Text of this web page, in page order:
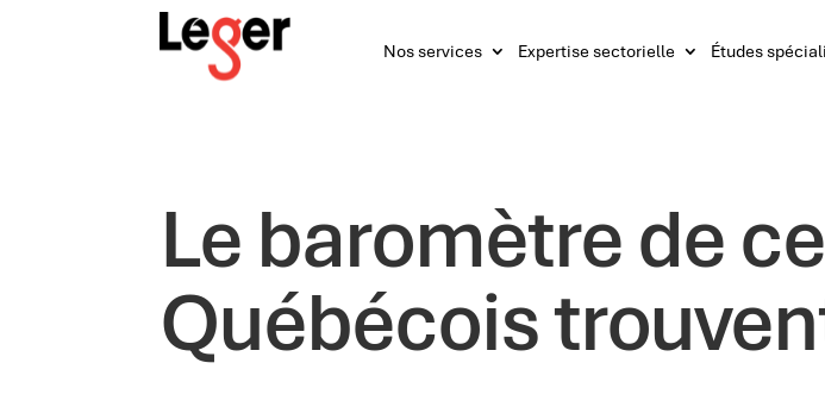
Nos services Expertise sectorielle Études
Le baromètre de
Québécois